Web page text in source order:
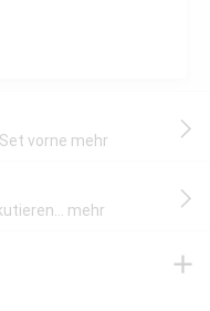
vorne mehr
mehr